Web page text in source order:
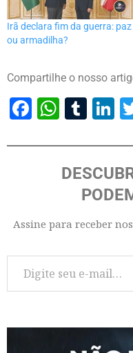
Irã declara fim da guerra: paz
ou armadilha?
Compartilhe o nosso
Facebook
Assine para receber